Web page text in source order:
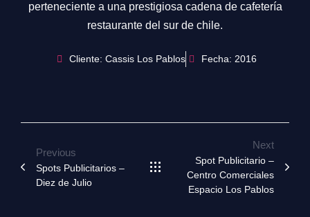
perteneciente a una prestigiosa cadena de cafetería
restaurante del sur de chile.
Cliente: Cassis Los Pablos Fecha: 2016
Previous
Spots Publicitarios –
Diez de Julio
Next
Spot Publicitario –
Centro Comerciales
Espacio Los Pablos